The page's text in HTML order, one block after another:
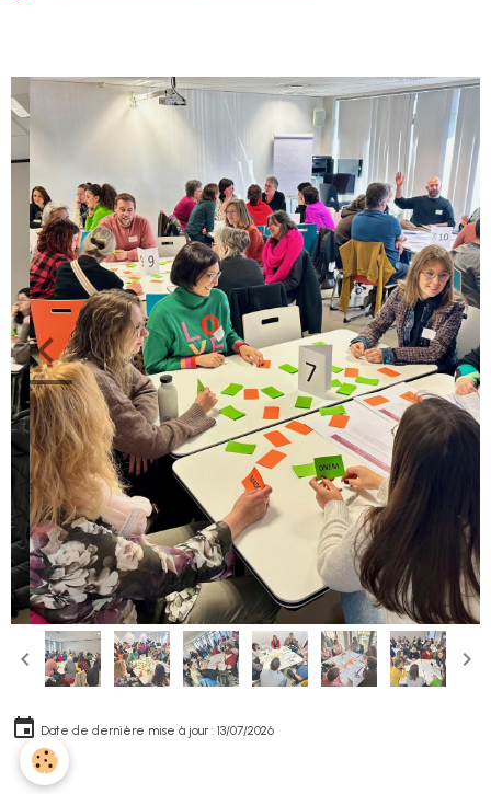
Date de dernière mise à jour : 13/07/2026